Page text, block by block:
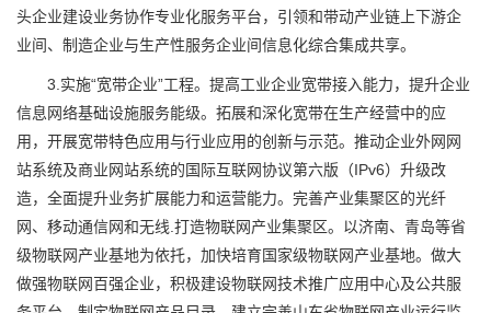
头企业建设业务协作专业化服务平台，引领和带动产业链上下游企
业间、制造企业与生产性服务企业间信息化综合集成共享。
3.实施“宽带企业”工程。提高工业企业宽带接入能力，提升企业
信息网络基础设施服务能级。拓展和深化宽带在生产经营中的应
用，开展宽带特色应用与行业应用的创新与示范。推动企业外网网
站系统及商业网站系统的国际互联网协议第六版（IPv6）升级改
造，全面提升业务扩展能力和运营能力。完善产业集聚区的光纤
网、移动通信网和无线.打造物联网产业集聚区。以济南、青岛等省
级物联网产业基地为依托，加快培育国家级物联网产业基地。做大
做强物联网百强企业，积极建设物联网技术推广应用中心及公共服